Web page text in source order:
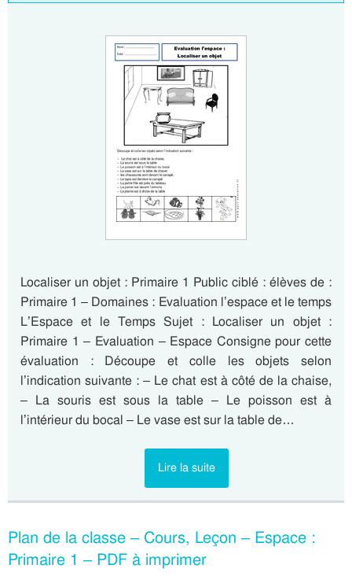
Localiser un objet : Primaire 1 Public ciblé : élèves de :
Primaire 1 – Domaines : Evaluation l’espace et le temps
L’Espace et le Temps Sujet : Localiser un objet :
Primaire 1 – Evaluation – Espace Consigne pour cette
évaluation : Découpe et colle les objets selon
l’indication suivante : – Le chat est à côté de la chaise,
– La souris est sous la table – Le poisson est à
l’intérieur du bocal – Le vase est sur la table de…
Lire la suite
Plan de la classe – Cours, Leçon – Espace :
Primaire 1 – PDF à imprimer